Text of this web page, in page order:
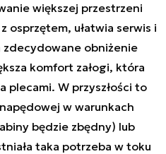
większej przestrzeni
osprzętem, ułatwia serwis i
zdecydowane obniżenie
komfort załogi, która
plecami. W przyszłości to
w warunkach
będzie zbędny) lub
taka potrzeba w toku